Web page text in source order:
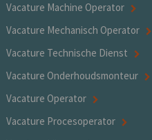
Vacature Machine Operator
Vacature Mechanisch Operator
Vacature Technische Dienst
Vacature Onderhoudsmonteur
Vacature Operator
Vacature Procesoperator